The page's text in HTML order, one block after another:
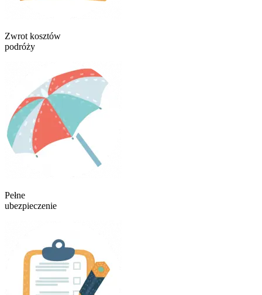
Zwrot kosztów
podróży
Pełne
ubezpieczenie